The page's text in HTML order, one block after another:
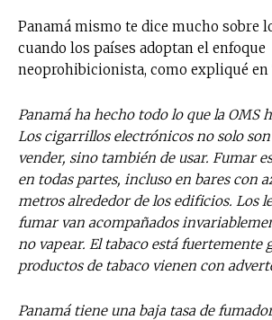
Panamá mismo te dice mucho sobre
cuando los países adoptan el enfoque
neoprohibicionista, como expliqué
Panamá ha hecho todo lo que la OMS
Los cigarrillos electrónicos no solo son
vender, sino también de usar. Fumar
en todas partes, incluso en bares con
metros alrededor de los edificios. Los
fumar van acompañados
no vapear. El tabaco está fuertemente
productos de tabaco vienen con
Panamá tiene una baja tasa de